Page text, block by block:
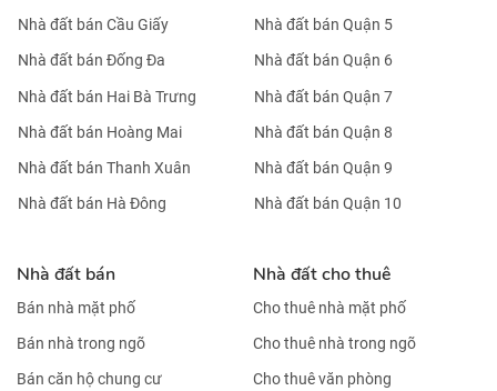
Nhà đất bán Cầu Giấy
Nhà đất bán Đống Đa
Nhà đất bán Hai Bà Trưng
Nhà đất bán Hoàng Mai
Nhà đất bán Thanh Xuân
Nhà đất bán Hà Đông
Nhà đất bán Quận 5
Nhà đất bán Quận 6
Nhà đất bán Quận 7
Nhà đất bán Quận 8
Nhà đất bán Quận 9
Nhà đất bán Quận 10
Nhà đất bán
Bán nhà mặt phố
Bán nhà trong ngõ
Bán căn hộ chung cư
Nhà đất cho thuê
Cho thuê nhà mặt phố
Cho thuê nhà trong ngõ
Cho thuê văn phòng